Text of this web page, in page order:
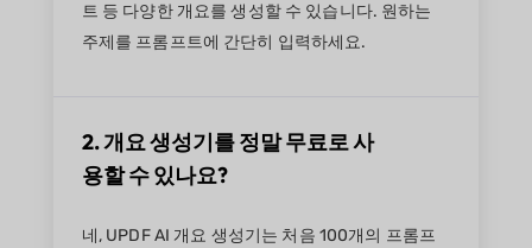
트 등 다양한 개요를 생성할 수 있습니다. 원하는
주제를 프롬프트에 간단히 입력하세요.
2. 개요 생성기를 정말 무료로 사
용할 수 있나요?
네, UPDF AI 개요 생성기는 처음 100개의 프롬프